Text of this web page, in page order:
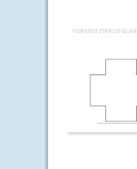
FORMEN-ZIRKUS-